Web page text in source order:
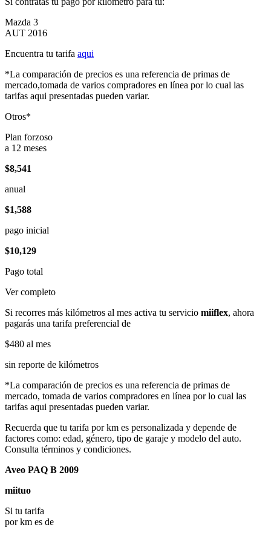
Mazda 3
AUT 2016
Encuentra tu tarifa aqui
*La comparación de precios es una referencia de primas de
mercado,tomada de varios compradores en línea por lo cual las
tarifas aqui presentadas pueden variar.
Otros*
Plan forzoso
a 12 meses
$8,541
anual
$1,588
pago inicial
$10,129
Pago total
Ver completo
Si recorres más kilómetros al mes activa tu servicio miiflex, ahora
pagarás una tarifa preferencial de
$480 al mes
sin reporte de kilómetros
*La comparación de precios es una referencia de primas de
mercado, tomada de varios compradores en línea por lo cual las
tarifas aqui presentadas pueden variar.
Recuerda que tu tarifa por km es personalizada y depende de
factores como: edad, género, tipo de garaje y modelo del auto.
Consulta términos y condiciones.
Aveo PAQ B 2009
miituo
Si tu tarifa
por km es de